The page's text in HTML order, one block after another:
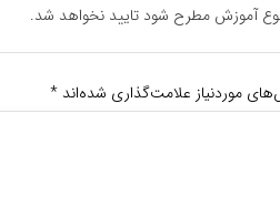
آموزش مطرح شود تایید نخواهد شد.
موردنیاز علامت‌گذاری شده‌اند *